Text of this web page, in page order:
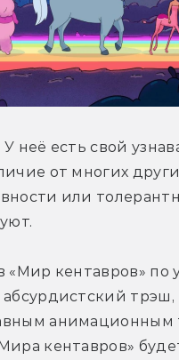
неё есть свой
от многих
или
«Мир кентавров» по
анимационным
кентавров»